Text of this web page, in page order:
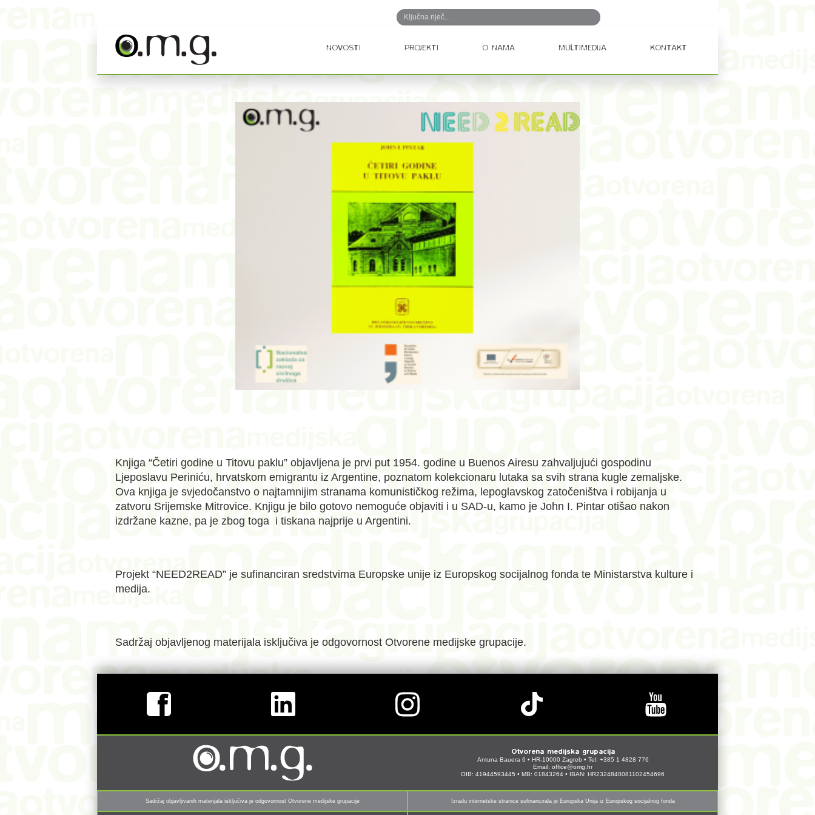
Ključna
NOVOSTI PROJEKTI O NAMA MULTIMEDIJA KONTAKT
Knjiga “Četiri godine u Titovu paklu” objavljena je prvi put 1954. godine u Buenos Airesu zahvaljujući gospodinu
Ljeposlavu Periniću, hrvatskom emigrantu iz Argentine, poznatom kolekcionaru lutaka sa svih strana kugle zemaljske.
Ova knjiga je svjedočanstvo o najtamnijim stranama komunističkog režima, lepoglavskog zatočeništva i robijanja u
zatvoru Srijemske Mitrovice. Knjigu je bilo gotovo nemoguće objaviti i u SAD-u, kamo je John I. Pintar otišao nakon
izdržane kazne, pa je zbog toga i tiskana najprije u Argentini.
Projekt “NEED2READ” je sufinanciran sredstvima Europske unije iz Europskog socijalnog fonda te Ministarstva kulture i
medija.
Sadržaj objavljenog materijala isključiva je odgovornost Otvorene medijske grupacije.
Otvorena medijska grupacija
Antuna Bauera 6 • HR-10000 Zagreb • Tel: +385 1 4828 776
Email: office@omg.hr
OIB: 41944593445 • MB: 01843264 • IBAN: HR2324840081102454696
Sadržaj objavljivanih materijala isključiva je odgovornost Otvorene medijske grupacije Izradu internetske stranice sufinancirala je Europska Unija iz Europskog socijalnog fonda